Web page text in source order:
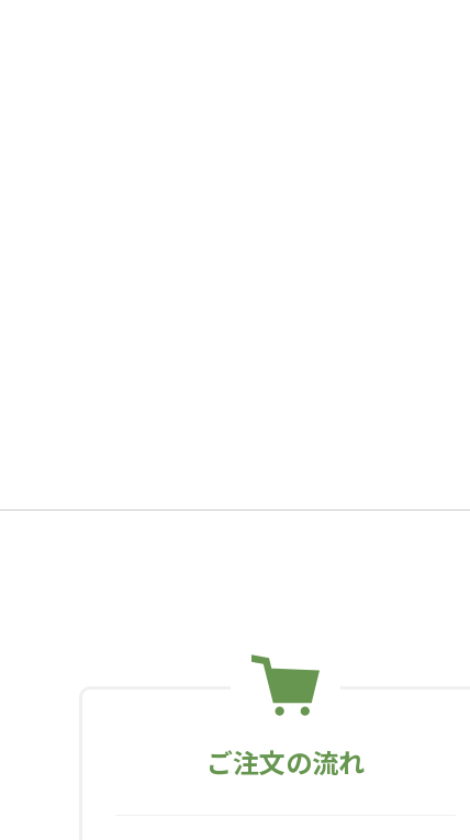
ご注文の流れ